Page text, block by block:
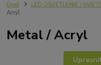
Úvod LED OSVETLENIE /
Acryl
Metal / Acryl